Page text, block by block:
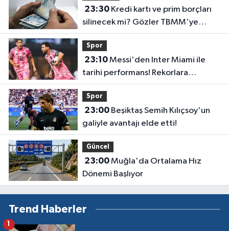
23:30Kredi kartı ve prim borçları
silinecek mi? Gözler TBMM'ye
çevrildi
Spor
23:10Messi'den Inter Miami ile
tarihi performans! Rekorlara
doymuyor
Spor
23:00Beşiktaş Semih Kılıçsoy'un
galiyle avantajı elde etti!
Güncel
23:00Muğla'da Ortalama Hız
Dönemi Başlıyor
Trend Haberler